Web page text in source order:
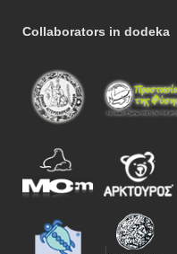
Collaborators in dodeka